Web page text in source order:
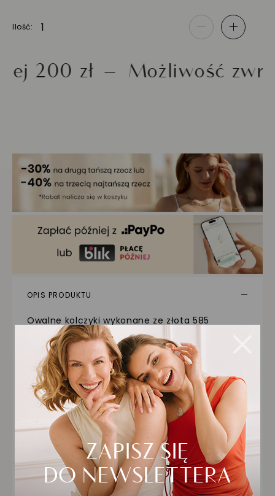
Ilość - +
zł Możliwość zwrotu
OPIS PRODUKTU
Owalne kolczyki wykonane ze złota 585
zachwycają elegancką formą i dekoracyjną
fakturą powierzchni. Tłoczony wzór odbija
światło, tworząc efekt subtelnego połysku przy
każdym ruchu. Zapięcie typu angielskiego
zapewnia komfort i bezpieczeństwo
użytkowania, a klasyczny kształt sprawia, że
kolczyki doskonale pasują do codziennych i
wieczorowych stylizacji. To idealny wybór dla
kobiet ceniących ponadczasowe wzornictwo w
nowoczesnym wydaniu.
SZCZEGÓŁY PRODUKTU